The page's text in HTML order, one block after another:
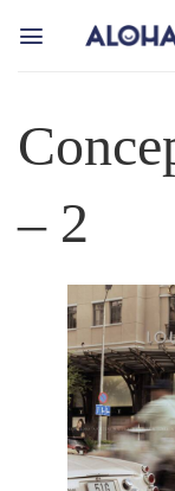
qua
dung
– 2